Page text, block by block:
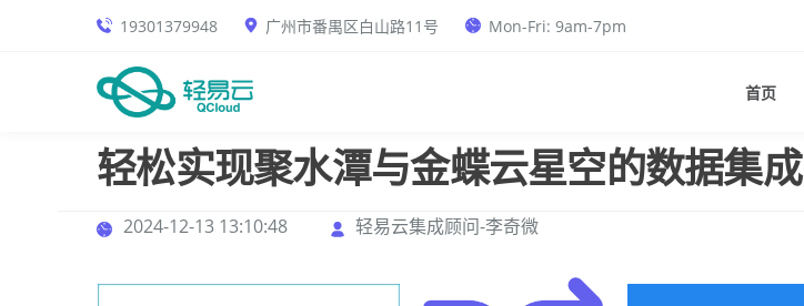
19301379948 广州市番禺区白山路11号 Mon-Fri: 9am-7pm
首页
轻松实现聚水潭与金蝶云星空的数据集成
2024-12-13 13:10:48 轻易云集成顾问-李奇微